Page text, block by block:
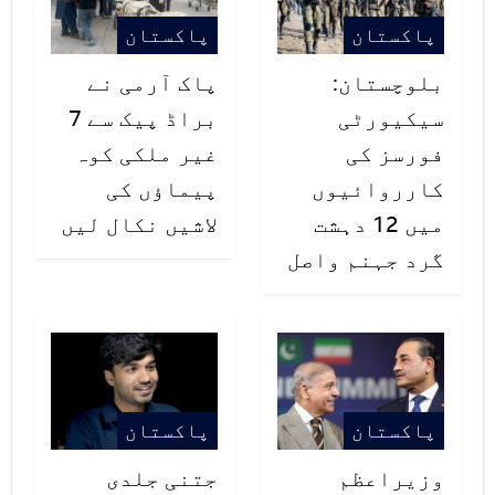
دیں۔
اس موقع پر انھوں نے فواد چوہدری کے
رویے پر شدید تنقید کی۔
پاکستان
بلوچستان:
سیکیورٹی
فورسز کی
کارروائیوں
میں 12 دہشت
گرد جہنم واصل
پاکستان
پاک آرمی نے
براڈ پیک سے 7
غیر ملکی کوہ
پیماؤں کی
لاشیں نکال لیں
پاکستان
وزیراعظم
پاکستان
جتنی جلدی